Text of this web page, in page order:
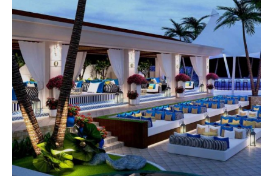
spa
Vũng
Tàu
review
2024